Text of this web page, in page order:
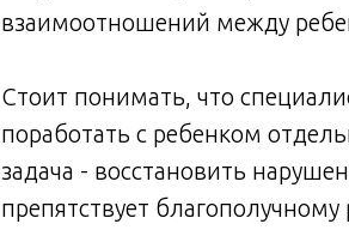
взаимоотношений между
Стоит понимать, что
поработать с ребенком
задача - восстановить
препятствует